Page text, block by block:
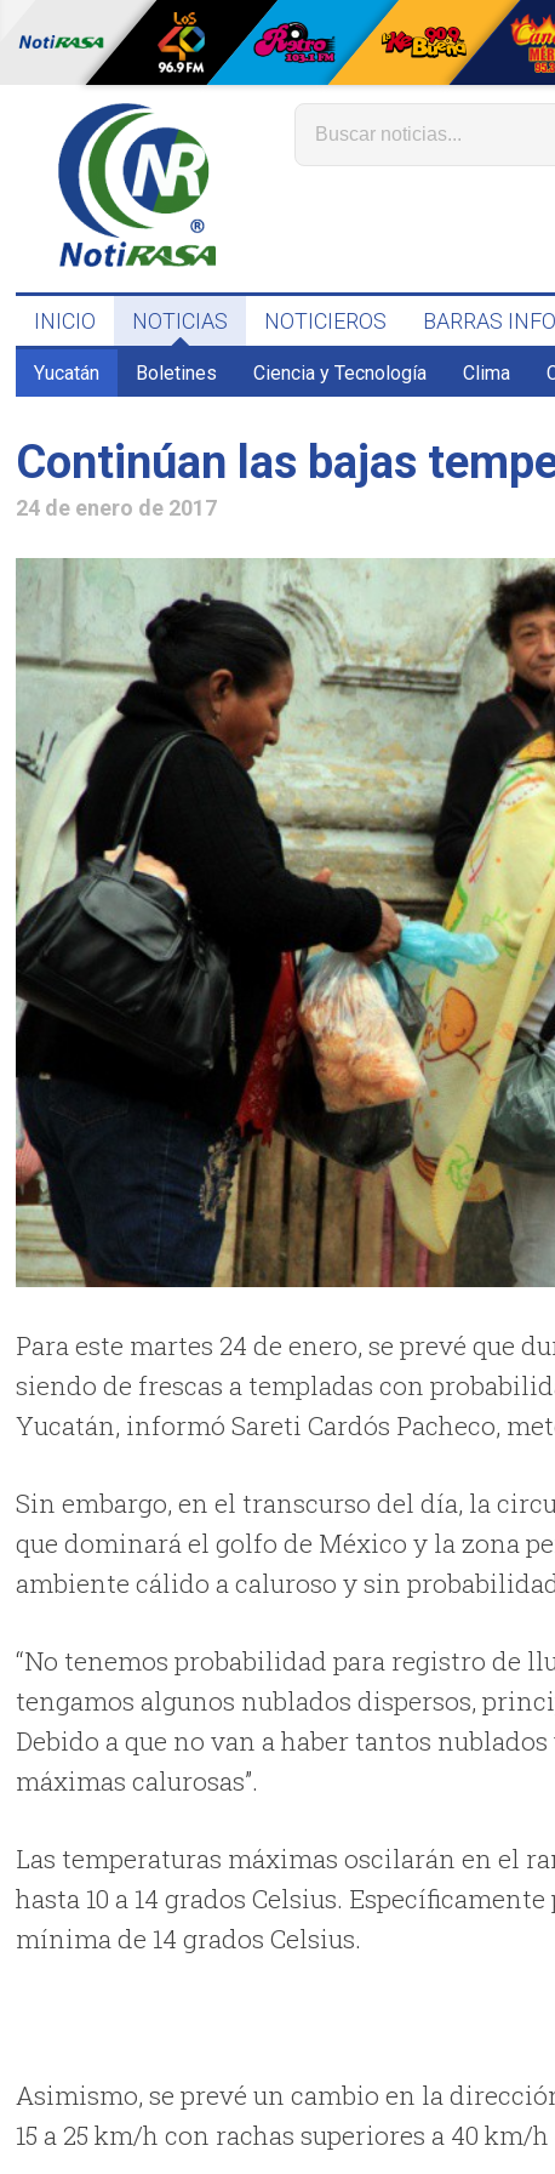
INICIO NOTICIAS NOTICIEROS BARRAS
Yucatán Boletines Ciencia y Tecnología Clima
Continúan las bajas
24 de enero de 2017
Para este martes 24 de enero, se prevé que
siendo de frescas a templadas con
Yucatán, informó Sareti Cardós Pacheco,
Sin embargo, en el transcurso del día, la
que dominará el golfo de México y la zona
ambiente cálido a caluroso y sin
“No tenemos probabilidad para registro de
tengamos algunos nublados dispersos,
Debido a que no van a haber tantos
máximas calurosas”.
Las temperaturas máximas oscilarán en el
hasta 10 a 14 grados Celsius.
mínima de 14 grados Celsius.
Asimismo, se prevé un cambio en la
15 a 25 km/h con rachas superiores a 40 km/